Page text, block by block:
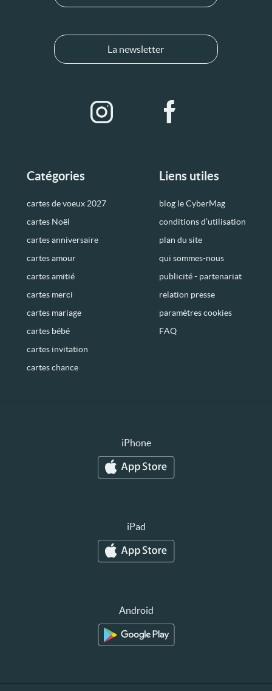
Catégories
cartes de voeux 2027
cartes Noël
cartes anniversaire
cartes amour
cartes amitié
cartes merci
cartes mariage
cartes bébé
cartes invitation
cartes chance
Liens utiles
blog le CyberMag
conditions d’utilisation
plan du site
qui sommes-nous
publicité - partenariat
relation presse
paramètres cookies
FAQ
La newsletter
iPhone
iPad
Android